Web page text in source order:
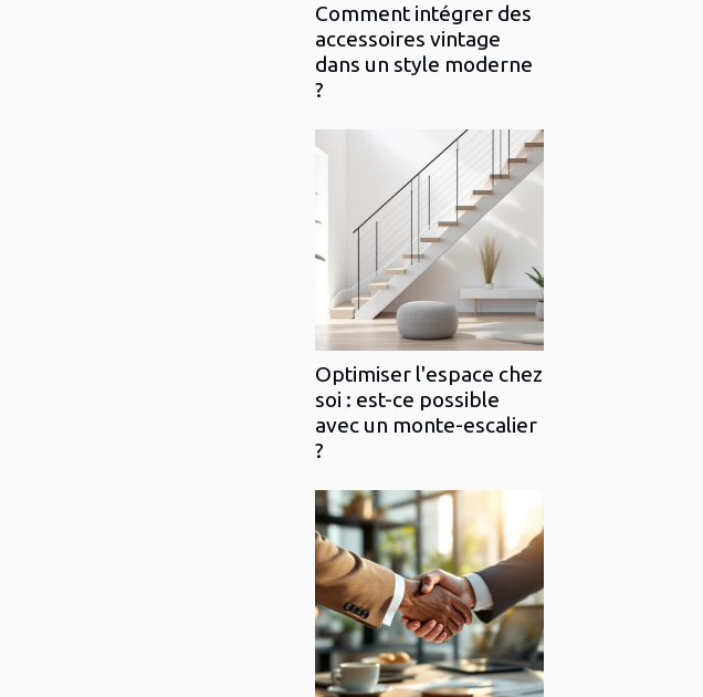
Comment intégrer des
accessoires vintage
dans un style moderne
?
Optimiser l'espace chez
soi : est-ce possible
avec un monte-escalier
?